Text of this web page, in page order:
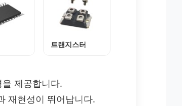
트랜지스터
제공합니다.
재현성이 뛰어납니다.